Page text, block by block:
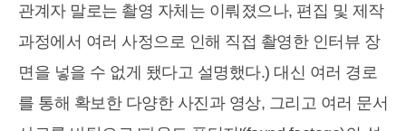
관계자 말로는 촬영 자체는 이뤄졌으나, 편집 및 제작
과정에서 여러 사정으로 인해 직접 촬영한 인터뷰 장
면을 넣을 수 없게 됐다고 설명했다.) 대신 여러 경로
를 통해 확보한 다양한 사진과 영상, 그리고 여러 문서